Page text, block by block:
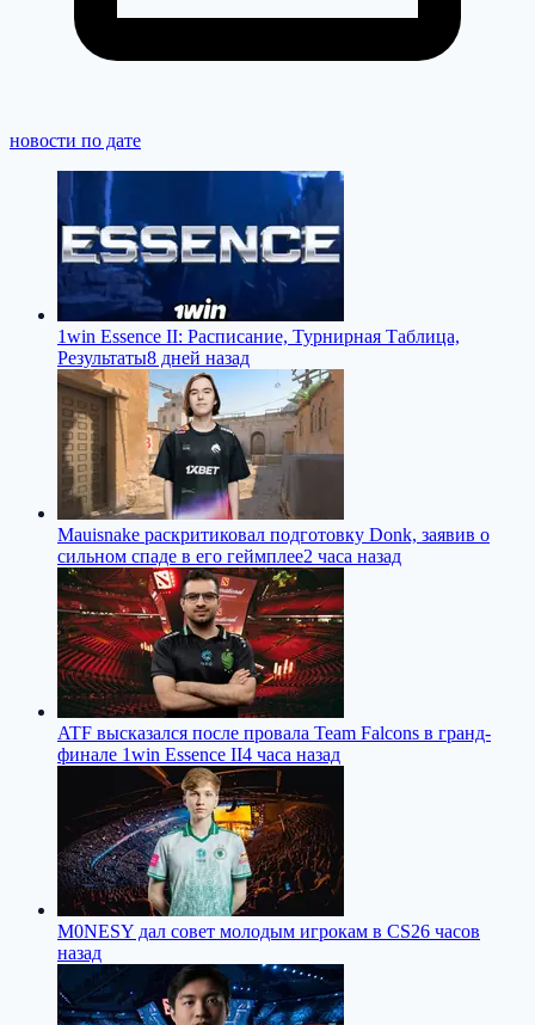
новости по дате
1win Essence II: Расписание, Турнирная Таблица,
Результаты8 дней назад
Mauisnake раскритиковал подготовку Donk, заявив о
сильном спаде в его геймплее2 часа назад
ATF высказался после провала Team Falcons в гранд-
финале 1win Essence II4 часа назад
M0NESY дал совет молодым игрокам в CS26 часов
назад